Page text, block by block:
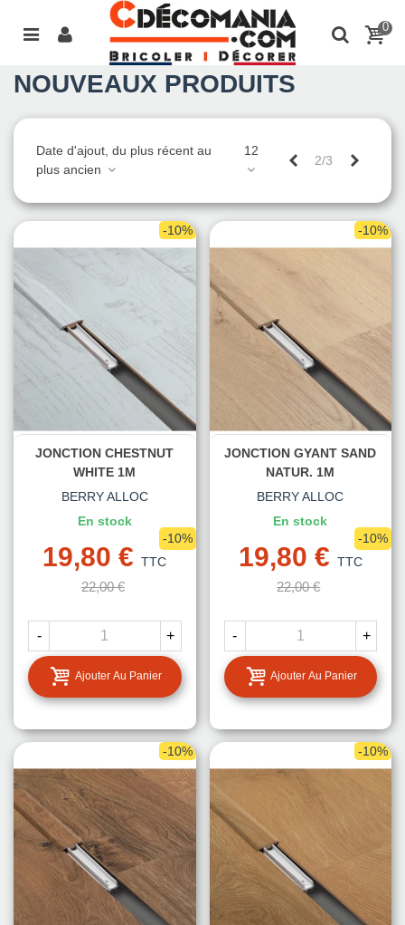
0
NOUVEAUX PRODUITS
Date d'ajout, du plus récent au
plus ancien
12
Précédent
2/3
-10%
JONCTION CHESTNUT
WHITE 1M
BERRY ALLOC
En stock
19,80 € TTC
22,00 €
-10%
- +
Ajouter Au Panier
-10%
JONCTION GYANT SAND
NATUR. 1M
BERRY ALLOC
En stock
19,80 € TTC
22,00 €
-10%
- +
Ajouter Au Panier
-10% -10%